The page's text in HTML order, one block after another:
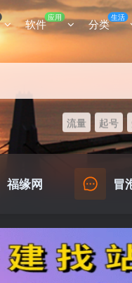
软件 应用 分类生活
流量 起号
福缘网 冒